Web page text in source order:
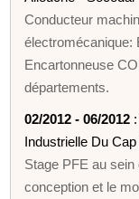
Conducteur
électromécanique:
Encartonneuse
départements.
02/2012 - 06/2012
Industrielle Du
Stage PFE au sein
conception et le